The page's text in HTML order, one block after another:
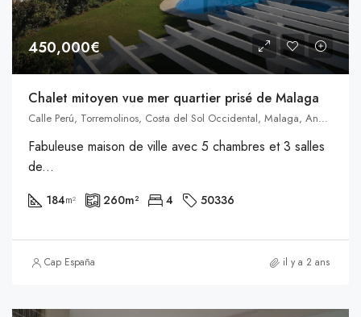
450,000€
Chalet mitoyen vue mer quartier prisé de Malaga
Calle Perú, Torremolinos, Costa del Sol Occidental, Malaga, Andalousie, 29260, Espagne, Espagne
Fabuleuse maison de ville avec 5 chambres et 3 salles
de...
184m² 260m² 4 50336
Cap España il y a 2 ans